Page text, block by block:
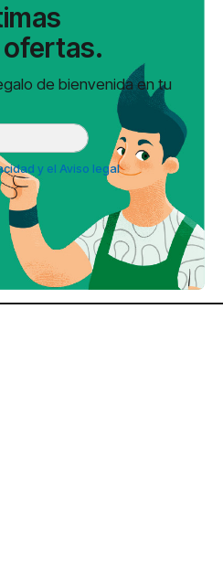
ofertas.
de bienvenida en tu
y el Aviso legal